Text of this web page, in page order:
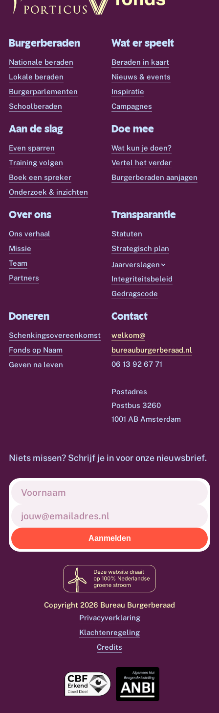
Burgerberaden
Nationale beraden
Lokale beraden
Burgerparlementen
Schoolberaden
Wat er speelt
Beraden in kaart
Nieuws & events
Inspiratie
Campagnes
Aan de slag
Even sparren
Training volgen
Boek een spreker
Onderzoek & inzichten
Doe mee
Wat kun je doen?
Vertel het verder
Burgerberaden aanjagen
Over ons
Ons verhaal
Missie
Team
Partners
Transparantie
Statuten
Strategisch plan
Jaarverslagen
Integriteitsbeleid
Gedragscode
Doneren
Schenkingsovereenkomst
Fonds op Naam
Geven na leven
Contact
welkom@
bureauburgerberaad.nl
06 13 92 67 71
Postadres
Postbus 3260
1001 AB Amsterdam
Niets missen? Schrijf je in voor onze nieuwsbrief.
Voornaam
mailadres(Vereist)
Copyright 2026 Bureau Burgerberaad
Privacyverklaring
Klachtenregeling
Credits